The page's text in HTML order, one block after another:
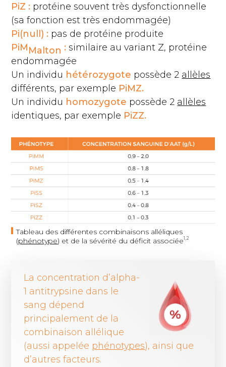
PiZ : protéine souvent très dysfonctionnelle
(sa fonction est très endommagée)
Pi(null) : pas de protéine produite
PiMMalton : similaire au variant Z, protéine
endommagée
Un individu hétérozygote possède 2 allèles
différents, par exemple PiMZ.
Un individu homozygote possède 2 allèles
identiques, par exemple PiZZ.
Tableau des différentes combinaisons alléliques
(phénotype) et de la sévérité du déficit associée1,2
La concentration d’alpha-
1 antitrypsine dans le
sang dépend
principalement de la
combinaison allélique
(aussi appelée phénotypes), ainsi que
d’autres facteurs.